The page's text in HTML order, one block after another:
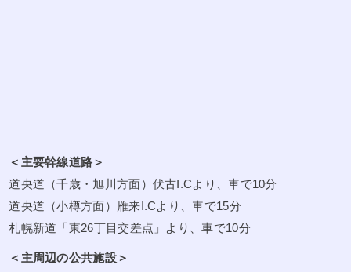
＜主要幹線道路＞
道央道（千歳・旭川方面）伏古I.Cより、車で10分
道央道（小樽方面）雁来I.Cより、車で15分
札幌新道「東26丁目交差点」より、車で10分
＜主周辺の公共施設＞